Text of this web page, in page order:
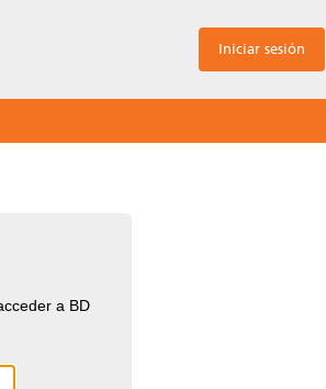
Iniciar sesión
a BD